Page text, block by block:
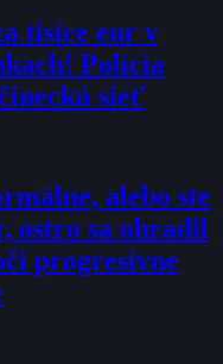
tisíce eur v
Polícia
sieť
alebo ste
ostro sa ohradil
progresívne